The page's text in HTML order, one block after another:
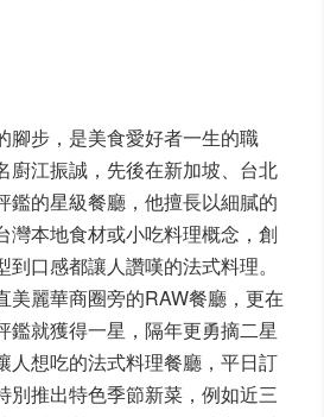
腳步，是美食愛好者一生的職
廚江振誠，先後在新加坡、台北
鑑的星級餐廳，他擅長以細膩的
灣本地食材或小吃料理概念，創
口感都讓人讚嘆的法式料理。
美麗華商圈旁的RAW餐廳，更在
鑑就獲得一星，隔年更勇摘二星
人想吃的法式料理餐廳，平日訂
別推出特色季節新菜，例如近三